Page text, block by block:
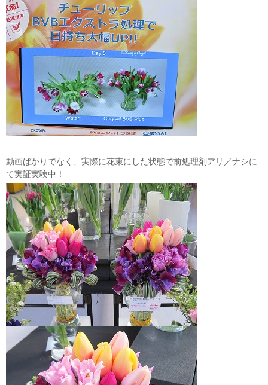
動画ばかりでなく、実際に花束にした状態で前処理剤アリ／ナシに
て実証実験中！